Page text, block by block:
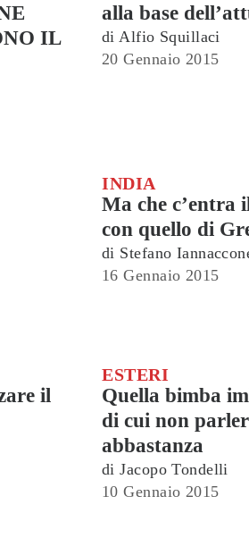
IL
alla base
di Alfio Squillaci
20 Gennaio 2015
INDIA
Ma che c’entra
con quello di
di Stefano
16 Gennaio 2015
il
ESTERI
Quella bimba
di cui non
abbastanza
di Jacopo Tondelli
10 Gennaio 2015